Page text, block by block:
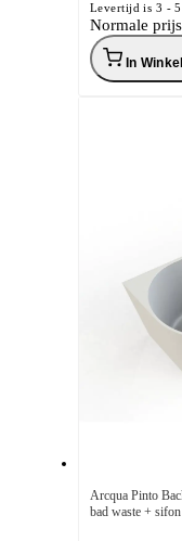
Levertijd is 3 - 5
Normale prijs
In
Arcqua Pinto
bad waste +